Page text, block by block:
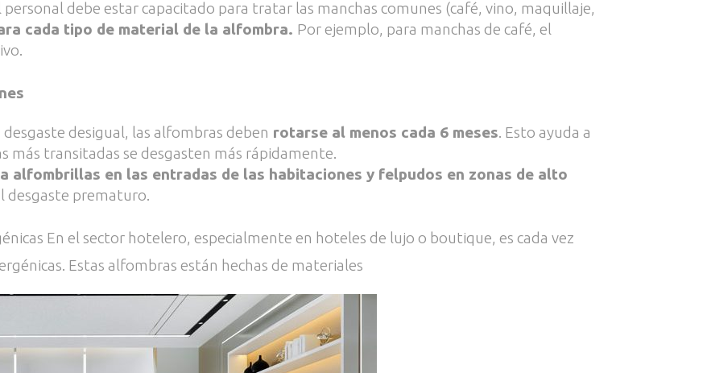
debe estar capacitado para tratar las manchas comunes (café, vino, maquillaje,
cada tipo de material de la alfombra. Por ejemplo, para manchas de café, el
desigual, las alfombras deben rotarse al menos cada 6 meses. Esto ayuda a
más transitadas se desgasten más rápidamente.
alfombrillas en las entradas de las habitaciones y felpudos en zonas de alto
desgaste prematuro.
En el sector hotelero, especialmente en hoteles de lujo o boutique, es cada vez
Estas alfombras están hechas de materiales